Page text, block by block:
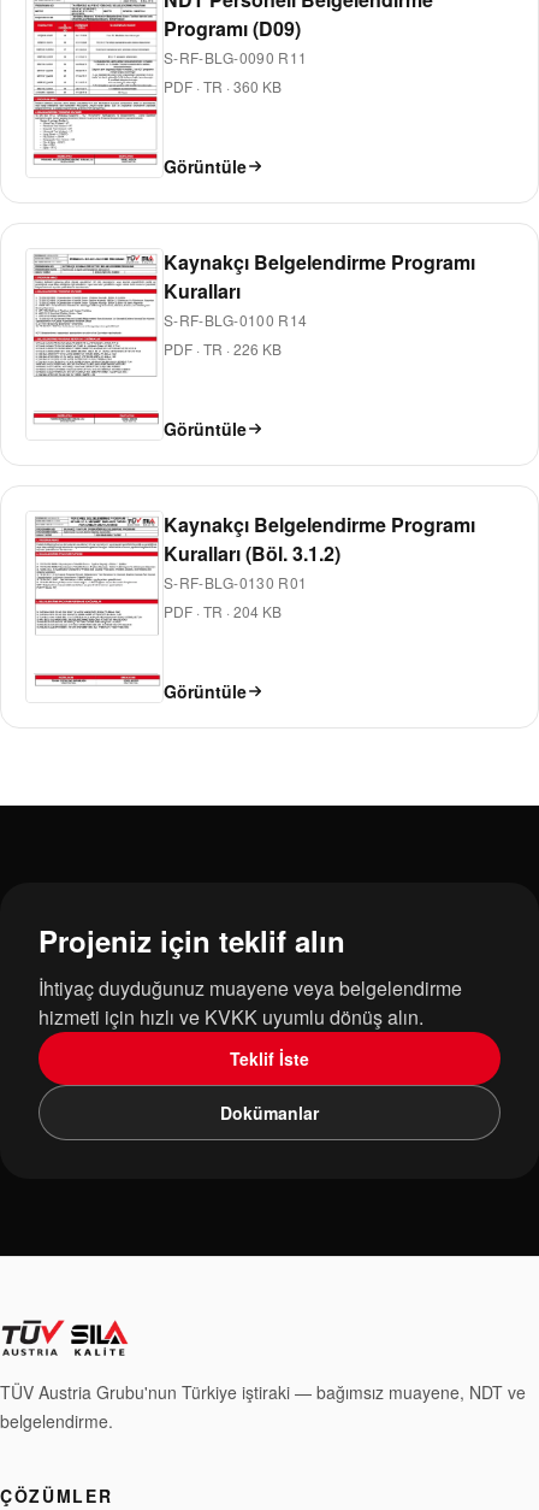
Programı (D09)
S-RF-BLG-0090 R11
PDF ·TR ·360 KB
Görüntüle
Kaynakçı Belgelendirme Programı
Kuralları
S-RF-BLG-0100 R14
PDF ·TR ·226 KB
Görüntüle
Kaynakçı Belgelendirme Programı
Kuralları (Böl. 3.1.2)
S-RF-BLG-0130 R01
PDF ·TR ·204 KB
Görüntüle
Projeniz için teklif alın
İhtiyaç duyduğunuz muayene veya belgelendirme
hizmeti için hızlı ve KVKK uyumlu dönüş alın.
Teklif İste
Dokümanlar
TÜV Austria Grubu'nun Türkiye iştiraki — bağımsız muayene, NDT ve
belgelendirme.
ÇÖZÜMLER